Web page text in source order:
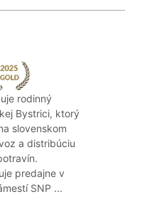
rodinný
Bystrici, ktorý
slovenskom
a distribúciu
predajne v
SNP ...